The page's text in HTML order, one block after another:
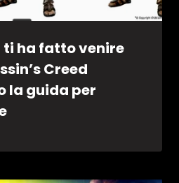
ti ha fatto venire
Creed
la guida per